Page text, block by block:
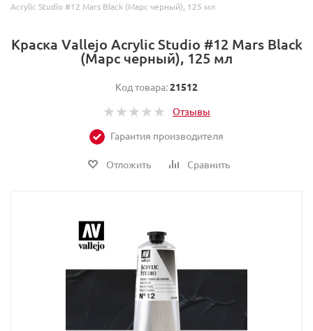
Acrylic Studio #12 Mars Black (Марс черный), 125 мл
Краска Vallejo Acrylic Studio #12 Mars Black
(Марс черный), 125 мл
Код товара:21512
Отзывы
Гарантия производителя
Отложить Сравнить